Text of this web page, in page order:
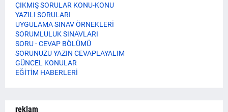
ÇIKMIŞ SORULAR KONU-KONU
YAZILI SORULARI
UYGULAMA SINAV ÖRNEKLERİ
SORUMLULUK SINAVLARI
SORU - CEVAP BÖLÜMÜ
SORUNUZU YAZIN CEVAPLAYALIM
GÜNCEL KONULAR
EĞİTİM HABERLERİ
reklam